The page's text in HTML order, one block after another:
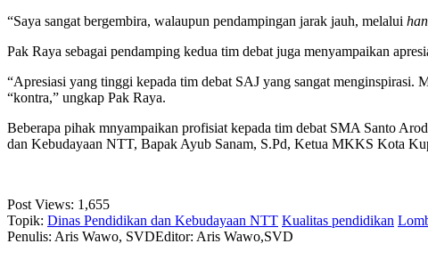
“Saya sangat bergembira, walaupun pendampingan jarak jauh, melalui
Pak Raya sebagai pendamping kedua tim debat juga menyampaikan
“Apresiasi yang tinggi kepada tim debat SAJ yang sangat menginspirasi.
“kontra,” ungkap Pak Raya.
Beberapa pihak mnyampaikan profisiat kepada tim debat SMA Santo
dan Kebudayaan NTT, Bapak Ayub Sanam, S.Pd, Ketua MKKS Kota
Post Views: 1,655
Topik: Dinas Pendidikan dan Kebudayaan NTT Kualitas pendidikan
Penulis: Aris Wawo, SVDEditor: Aris Wawo,SVD